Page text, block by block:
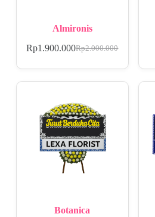
Almironis
Rp2.000.000
Rp1.900.000
Botanica